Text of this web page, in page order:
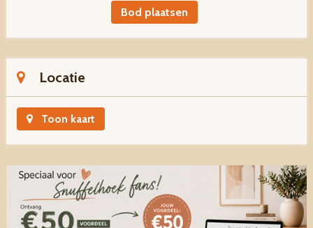
Bod plaatsen
Locatie
Toon kaart